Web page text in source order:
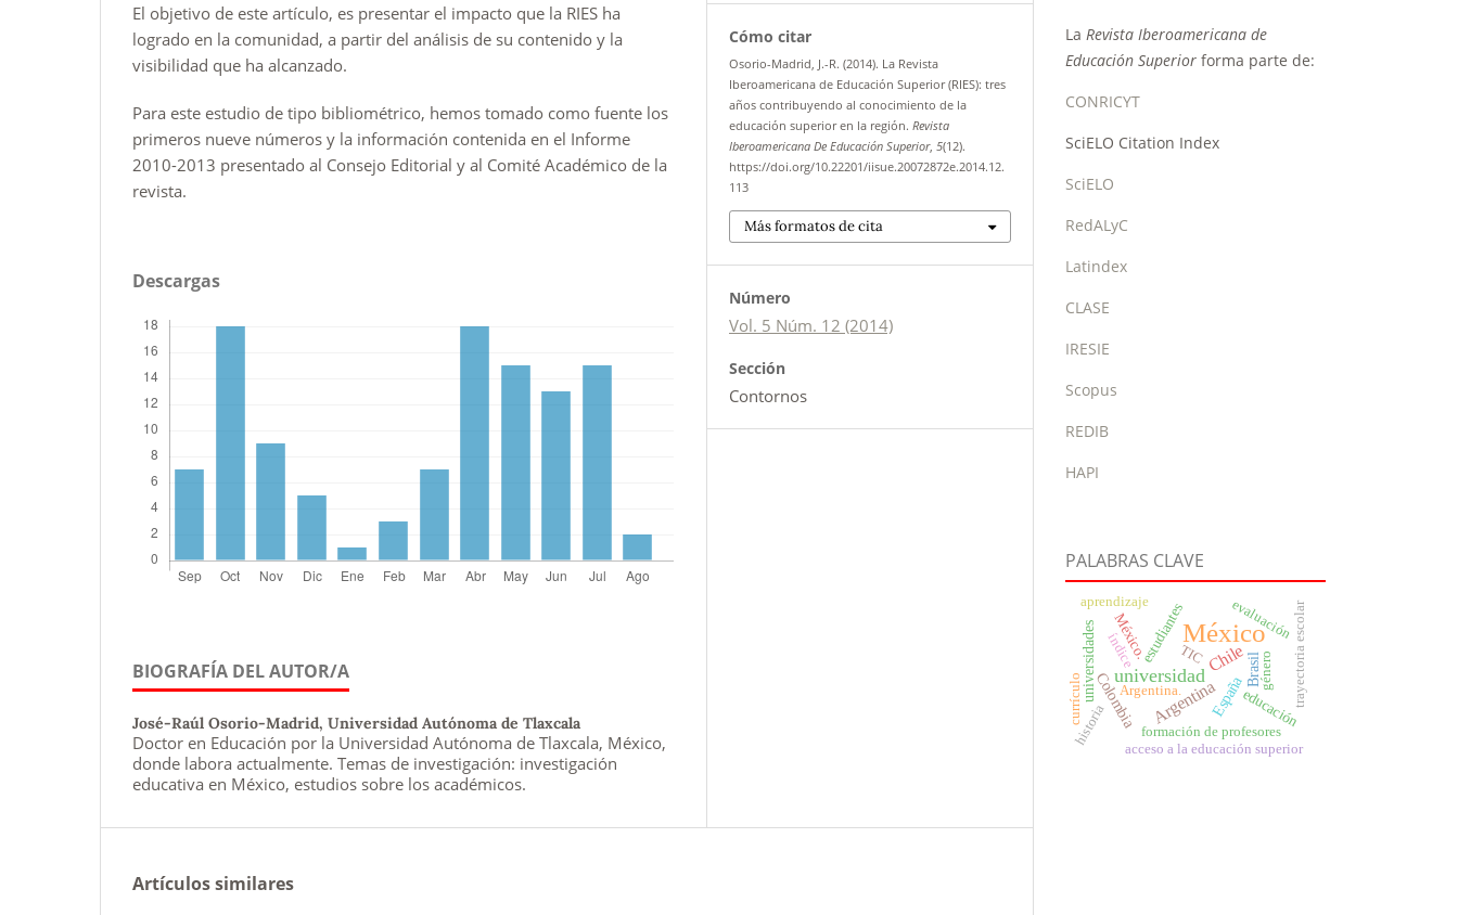
El objetivo de este artículo, es presentar el impacto que la RIES ha
logrado en la comunidad, a partir del análisis de su contenido y la
visibilidad que ha alcanzado.
Para este estudio de tipo bibliométrico, hemos tomado como fuente los
primeros nueve números y la información contenida en el Informe
2010-2013 presentado al Consejo Editorial y al Comité Académico de la
revista.
Descargas
BIOGRAFÍA DEL AUTOR/A
José-Raúl Osorio-Madrid, Universidad Autónoma de Tlaxcala
Doctor en Educación por la Universidad Autónoma de Tlaxcala, México,
donde labora actualmente. Temas de investigación: investigación
educativa en México, estudios sobre los académicos.
Cómo citar
Osorio-Madrid, J.-R. (2014). La Revista
Iberoamericana de Educación Superior (RIES): tres
años contribuyendo al conocimiento de la
educación superior en la región.Revista
Iberoamericana De Educación Superior,5(12).
https://doi.org/10.22201/iisue.20072872e.2014.12.
113
Más formatos de cita
Número
Vol. 5 Núm. 12 (2014)
Sección
Contornos
Artículos similares
La Revista Iberoamericana de
Educación Superior forma parte de:
CONRICYT
SciELO Citation Index
SciELO
RedALyC
Latindex
CLASE
IRESIE
Scopus
REDIB
HAPI
PALABRAS CLAVE
México
universidad
Argentina
Chile
Colombia España
universidades Brasil
educación
estudiantes
México.
género
evaluación
formación de profesores
acceso a la educación superior
Argentina. trayectoria escolar
aprendizaje
historia
índice TIC
currículo